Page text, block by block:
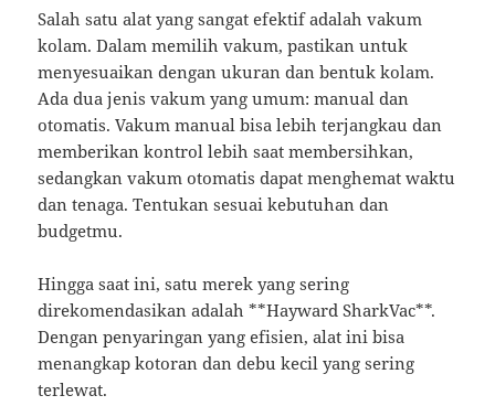
Salah satu alat yang sangat efektif adalah vakum
kolam. Dalam memilih vakum, pastikan untuk
menyesuaikan dengan ukuran dan bentuk kolam.
Ada dua jenis vakum yang umum: manual dan
otomatis. Vakum manual bisa lebih terjangkau dan
memberikan kontrol lebih saat membersihkan,
sedangkan vakum otomatis dapat menghemat waktu
dan tenaga. Tentukan sesuai kebutuhan dan
budgetmu.
Hingga saat ini, satu merek yang sering
direkomendasikan adalah **Hayward SharkVac**.
Dengan penyaringan yang efisien, alat ini bisa
menangkap kotoran dan debu kecil yang sering
terlewat.